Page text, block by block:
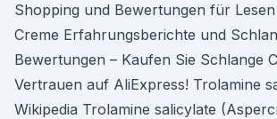
Shopping und Bewertungen für
Creme Erfahrungsberichte und
Bewertungen – Kaufen Sie Schlange
Vertrauen auf AliExpress! Trolamine
Wikipedia Trolamine salicylate